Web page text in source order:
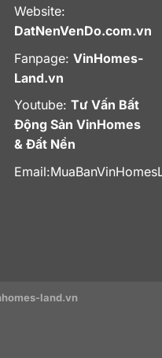
Website:
DatNenVenDo.com.vn
Fanpage: VinHomes-
Land.vn
Youtube: Tư Vấn Bất
Động Sản VinHomes
& Đất Nền
Email:
land.vn